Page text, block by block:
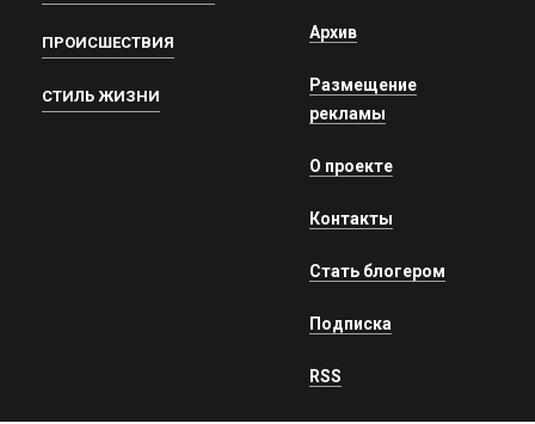
ПРОИСШЕСТВИЯ
СТИЛЬ ЖИЗНИ
Архив
Размещение
рекламы
О проекте
Контакты
Стать блогером
Подписка
RSS